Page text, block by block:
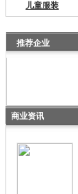
儿童服装
推荐企业
商业资讯